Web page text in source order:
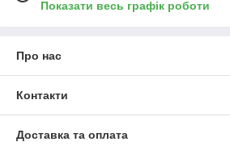
Показати весь графік роботи
Про нас
Контакти
Доставка та оплата